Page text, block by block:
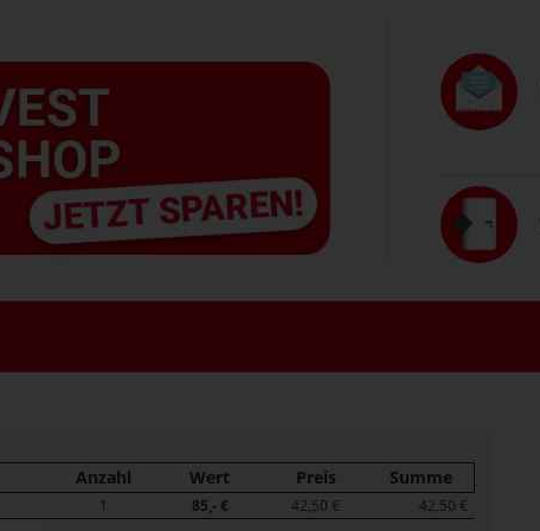
Anzahl Wert Preis Summe
1 85,- € 42,50 €
42,50 €